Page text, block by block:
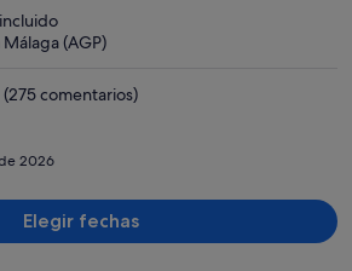
(AGP)
comentarios)
2026
Elegir fechas